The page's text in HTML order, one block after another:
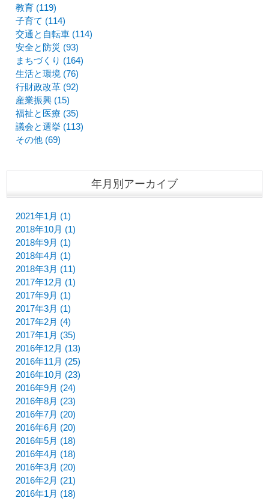
教育 (119)
子育て (114)
交通と自転車 (114)
安全と防災 (93)
まちづくり (164)
生活と環境 (76)
行財政改革 (92)
産業振興 (15)
福祉と医療 (35)
議会と選挙 (113)
その他 (69)
年月別アーカイブ
2021年1月 (1)
2018年10月 (1)
2018年9月 (1)
2018年4月 (1)
2018年3月 (11)
2017年12月 (1)
2017年9月 (1)
2017年3月 (1)
2017年2月 (4)
2017年1月 (35)
2016年12月 (13)
2016年11月 (25)
2016年10月 (23)
2016年9月 (24)
2016年8月 (23)
2016年7月 (20)
2016年6月 (20)
2016年5月 (18)
2016年4月 (18)
2016年3月 (20)
2016年2月 (21)
2016年1月 (18)